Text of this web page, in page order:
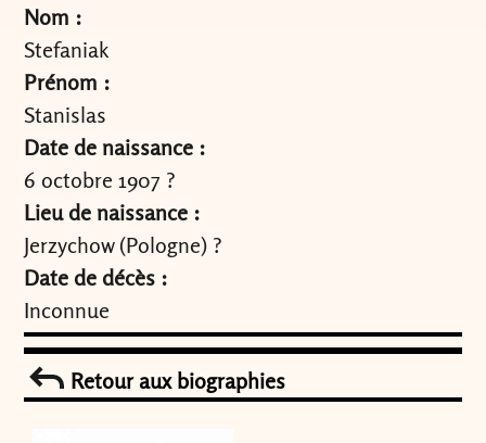
Nom :
Stefaniak
Prénom :
Stanislas
Date de naissance :
6 octobre 1907 ?
Lieu de naissance :
Jerzychow (Pologne) ?
Date de décès :
Inconnue
Retour aux biographies